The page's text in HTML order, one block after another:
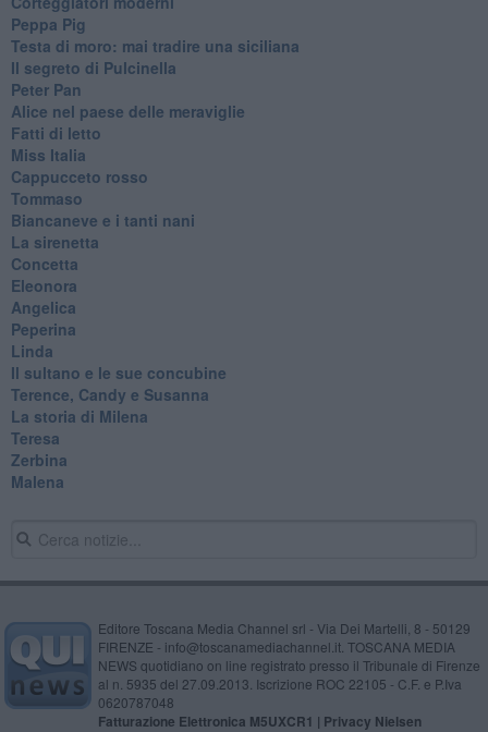
Peppa Pig
Testa di moro: mai tradire una siciliana
Il segreto di Pulcinella
Peter Pan
Alice nel paese delle meraviglie
Fatti di letto
Miss Italia
Cappucceto rosso
Tommaso
Biancaneve e i tanti nani
La sirenetta
Concetta
Eleonora
Angelica
Peperina
Linda
Il sultano e le sue concubine
Terence, Candy e Susanna
La storia di Milena
Teresa
Zerbina
Malena
Editore Toscana Media Channel srl - Via Dei Martelli, 8 - 50129
FIRENZE - info@toscanamediachannel.it. TOSCANA MEDIA
NEWS quotidiano on line registrato presso il Tribunale di Firenze
al n. 5935 del 27.09.2013. Iscrizione ROC 22105 - C.F. e P.Iva
0620787048
Fatturazione Elettronica M5UXCR1 | Privacy Nielsen